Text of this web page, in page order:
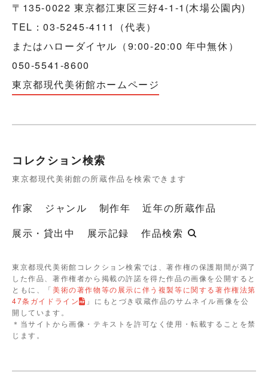
〒135-0022 東京都江東区三好4-1-1(木場公園内)
TEL：03-5245-4111（代表）
またはハローダイヤル（9:00-20:00 年中無休）
050-5541-8600
東京都現代美術館ホームページ
コレクション検索
東京都現代美術館の所蔵作品を検索できます
作家 ジャンル 制作年
近年の所蔵作品
展示・貸出中
展示記録 作品検索
東京都現代美術館コレクション検索では、著作権の保護期間が満了
した作品、著作権者から掲載の許諾を得た作品の画像を公開すると
ともに、「美術の著作物等の展示に伴う複製等に関する著作権法第
47条ガイドライン
」にもとづき収蔵作品のサムネイル画像を公
開しています。
＊当サイトから画像・テキストを許可なく使用・転載することを禁
じます。